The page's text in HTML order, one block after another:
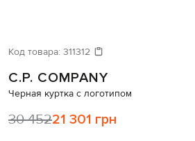
Код товара: 311312
C.P. COMPANY
Черная куртка с логотипом
30 45221 301 грн